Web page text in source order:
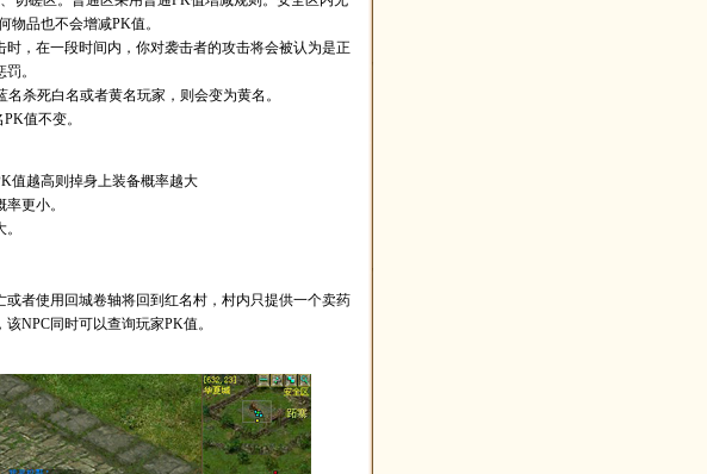
物品也不会增减PK值。
，在一段时间内，你对袭击者的攻击将会被认为是正
。
杀死白名或者黄名玩家，则会变为黄名。
值不变。
值越高则掉身上装备概率越大
更小。
者使用回城卷轴将回到红名村，村内只提供一个卖药
NPC同时可以查询玩家PK值。